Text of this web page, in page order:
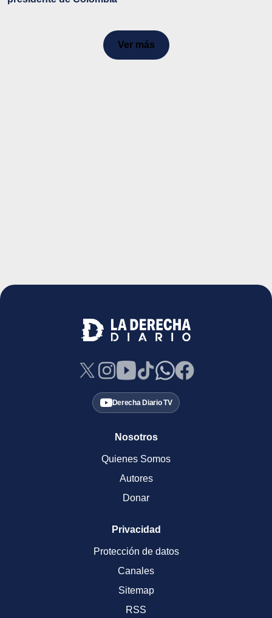
Ver más
Derecha Diario TV
Nosotros
Quienes Somos
Autores
Donar
Privacidad
Protección de datos
Canales
Sitemap
RSS